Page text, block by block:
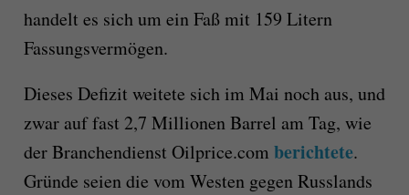
handelt es sich um ein Faß mit 159 Litern
Fassungsvermögen.
Dieses Defizit weitete sich im Mai noch aus, und
zwar auf fast 2,7 Millionen Barrel am Tag, wie
der Branchendienst Oilprice.com berichtete.
Gründe seien die vom Westen gegen Russlands